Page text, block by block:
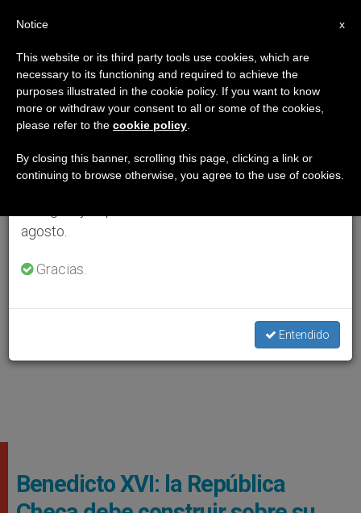
Benedicto XVI: la República
×
Aviso importante
Del 27 de julio al 7 de agosto haremos la pausa
anual, aprovechando que en el periodo de verano
se generan menos informaciones y también el
agosto.
Gracias.
Entendido
x
Notice
This website or its third party tools use cookies, which are
necessary to its functioning and required to achieve the
purposes illustrated in the cookie policy. If you want to know
more or withdraw your consent to all or some of the cookies,
please refer to the cookie policy
By closing this banner, scrolling this page, clicking a link or
continuing to browse otherwise, you agree to the use of cookies.